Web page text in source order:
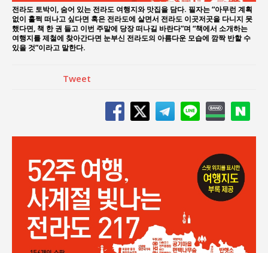
전라도 토박이, 숨어 있는 전라도 여행지와 맛집을 담다. 필자는 “아무런 계획
없이 훌쩍 떠나고 싶다면 혹은 전라도에 살면서 전라도 이곳저곳을 다니지 못
했다면, 책 한 권 들고 이번 주말에 당장 떠나길 바란다”며 “책에서 소개하는
여행지를 제철에 찾아간다면 눈부신 전라도의 아름다운 모습에 깜짝 반할 수
있을 것”이라고 말한다.
Tweet